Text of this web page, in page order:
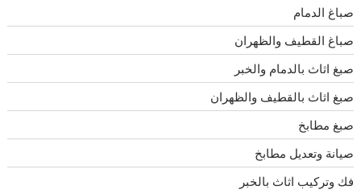
صباغ الدمام
صباغ القطيف والظهران
صبغ اثاث بالدمام والخبر
صبغ اثاث بالقطيف والظهران
صبغ مطابخ
صيانة وتعديل مطابخ
فك وتركيب اثاث بالخبر